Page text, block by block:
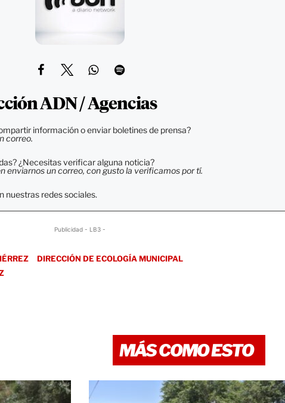
ADN / Agencias
información o enviar boletines de prensa?
correo.
¿Necesitas verificar alguna noticia?
enviarnos un correo, con gusto la verificamos por tí.
nuestras redes sociales.
Publicidad - LB3 -
DIRECCIÓN DE ECOLOGÍA MUNICIPAL
MÁS COMO ESTO